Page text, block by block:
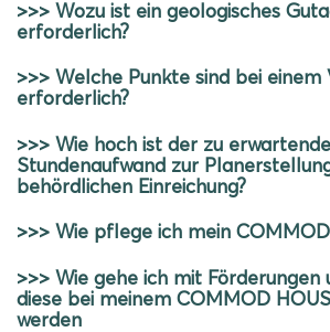
>>> Wozu ist ein geologisches
erforderlich?
>>> Welche Punkte sind bei
erforderlich?
>>> Wie hoch ist der zu erwartende
Stundenaufwand zur
behördlichen Einreichung?
>>> Wie pflege ich mein
>>> Wie gehe ich mit Förderungen
diese bei meinem COMMOD
werden